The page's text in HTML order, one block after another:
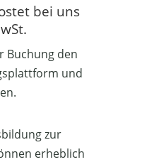
bei uns
Buchung den
und
zur
erheblich